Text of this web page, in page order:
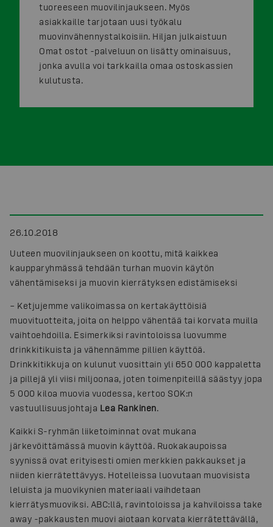
tuoreeseen muovilinjaukseen. Myös
asiakkaille tarjotaan uusi työkalu
muovinvähennystalkoisiin. Hiljan julkaistuun
Omat ostot -palveluun on lisätty ominaisuus,
jonka avulla voi tarkkailla omaa ostoskassien
kulutusta.
26.10.2018
Uuteen muovilinjaukseen on koottu, mitä kaikkea
kaupparyhmässä tehdään turhan muovin käytön
vähentämiseksi ja muovin kierrätyksen edistämiseksi
– Ketjujemme valikoimassa on kertakäyttöisiä
muovituotteita, joita on helppo vähentää tai korvata muilla
vaihtoehdoilla. Esimerkiksi ravintoloissa luovumme
drinkkitikuista ja vähennämme pillien käyttöä.
Drinkkitikkuja on kulunut vuosittain yli 650 000 kappaletta
ja pillejä yli viisi miljoonaa, joten toimenpiteillä säästyy jopa
5 000 kiloa muovia vuodessa, kertoo SOK:n
vastuullisuusjohtaja Lea Rankinen.
Kaikki S-ryhmän liiketoiminnat ovat mukana
järkevöittämässä muovin käyttöä. Ruokakaupoissa
syynissä ovat erityisesti omien merkkien pakkaukset ja
niiden kierrätettävyys. Hotelleissa luovutaan muovisista
leluista ja muovikynien materiaali vaihdetaan
kierrätysmuoviksi. ABC:llä, ravintoloissa ja kahviloissa take
away -pakkausten muovi aiotaan korvata kierrätettävällä,